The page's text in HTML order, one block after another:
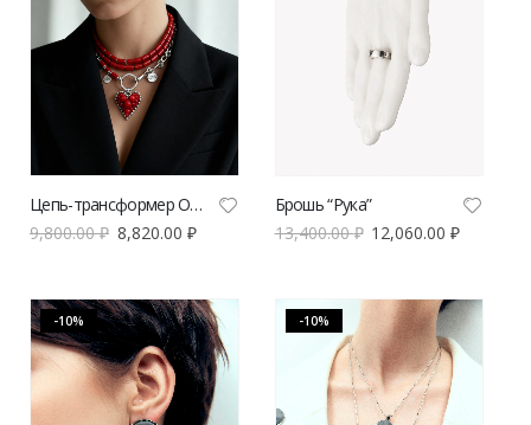
Цепь-трансформер OXYLOVE с красными бусинами и подвеской-сердцем
9,800.00₽ 8,820.00 ₽
Брошь “Рука”
13,400.00₽ 12,060.00₽
-10% -10%